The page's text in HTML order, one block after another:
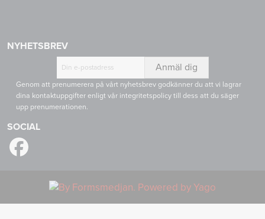
NYHETSBREV
Genom att prenumerera på vårt nyhetsbrev godkänner du att vi lagrar
dina kontaktuppgifter enligt vår integritetspolicy till dess att du säger
upp prenumerationen.
SOCIAL